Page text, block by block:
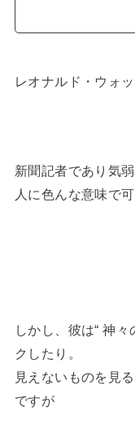
レオナルド・ウォッ
新聞記者であり気
人に色んな意味で
しかし、彼は“ 神
クしたり。
見えないものを見
ですが